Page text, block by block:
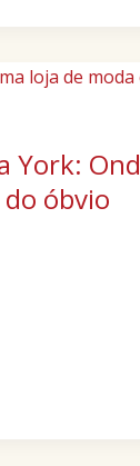
York:
óbvio